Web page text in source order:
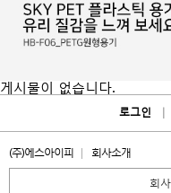
게시물이 없습니다.
로그인
(주)에스아이피 회사소개
회